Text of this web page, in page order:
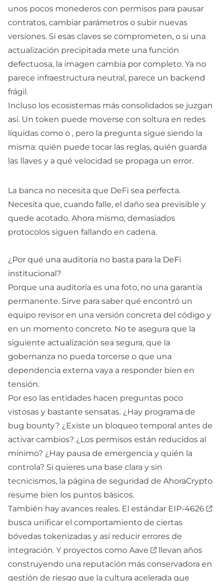
unos pocos monederos con permisos para pausar
contratos, cambiar parámetros o subir nuevas
versiones. Si esas claves se comprometen, o si una
actualización precipitada mete una función
defectuosa, la imagen cambia por completo. Ya no
parece infraestructura neutral, parece un backend
frágil.
Incluso los ecosistemas más consolidados se juzgan
así. Un token puede moverse con soltura en redes
líquidas como o , pero la pregunta sigue siendo la
misma: quién puede tocar las reglas, quién guarda
las llaves y a qué velocidad se propaga un error.
La banca no necesita que DeFi sea perfecta.
Necesita que, cuando falle, el daño sea previsible y
quede acotado. Ahora mismo, demasiados
protocolos siguen fallando en cadena.
¿Por qué una auditoría no basta para la DeFi
institucional?
Porque una auditoría es una foto, no una garantía
permanente. Sirve para saber qué encontró un
equipo revisor en una versión concreta del código y
en un momento concreto. No te asegura que la
siguiente actualización sea segura, que la
gobernanza no pueda torcerse o que una
dependencia externa vaya a responder bien en
tensión.
Por eso las entidades hacen preguntas poco
vistosas y bastante sensatas. ¿Hay programa de
bug bounty? ¿Existe un bloqueo temporal antes de
activar cambios? ¿Los permisos están reducidos al
mínimo? ¿Hay pausa de emergencia y quién la
controla? Si quieres una base clara y sin
tecnicismos, la página de seguridad de AhoraCrypto
resume bien los puntos básicos.
También hay avances reales. El estándar EIP-4626
busca unificar el comportamiento de ciertas
bóvedas tokenizadas y así reducir errores de
integración. Y proyectos como Aave
llevan años
construyendo una reputación más conservadora en
gestión de riesgo que la cultura acelerada que